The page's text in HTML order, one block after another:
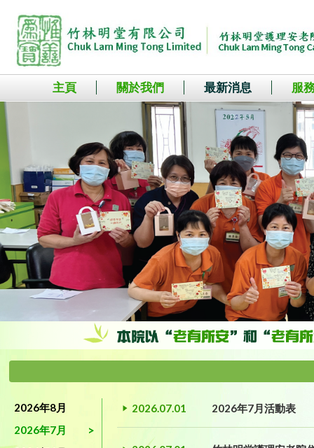
主頁 關於我們 最新消息 服
2026年8月
2026年7月
2026.07.01 2026年7月活動表